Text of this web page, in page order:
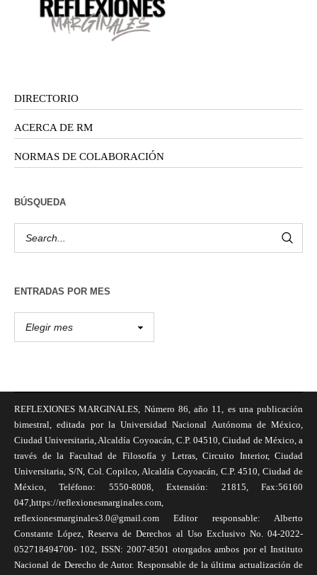
DIRECTORIO
ACERCA DE RM
NORMAS DE COLABORACIÓN
BÚSQUEDA
ENTRADAS POR MES
REFLEXIONES MARGINALES, Número 86, año 11, es una publicación
bimestral, editada por la Universidad Nacional Autónoma de México,
Ciudad Universitaria, Alcaldía Coyoacán, C.P. 04510, Ciudad de México, a
través de la Facultad de Filosofía y Letras, Circuito Interior, Ciudad
Universitaria, S/N, Col. Copilco, Alcaldía Coyoacán, C.P. 4510, Ciudad de
México, Teléfono: 5550-8008, Extensión: 21815, Fax:56160
047,https://reflexionesmarginales.com,
reflexionesmarginales3.0@gmail.com Editor responsable: Alberto
Constante López, Reserva de Derechos al Uso Exclusivo No. 04-2022-
052718494700- 102, ISSN: 2007-8501 otorgados ambos por el Instituto
Nacional de Derecho de Autor. Responsable de la última actualización de